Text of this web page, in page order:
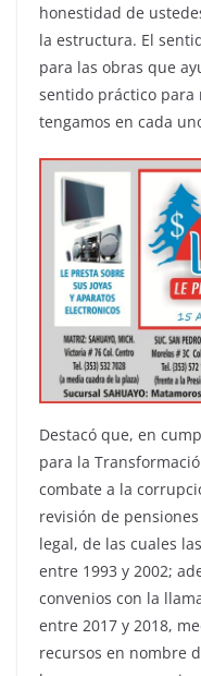
honestidad de
la estructura. El
para las obras que
sentido práctico para
tengamos en cada
Destacó que, en
para la
combate a la
revisión de
legal, de las cuales
entre 1993 y 2002;
convenios con la
entre 2017 y 2018,
recursos en nombre